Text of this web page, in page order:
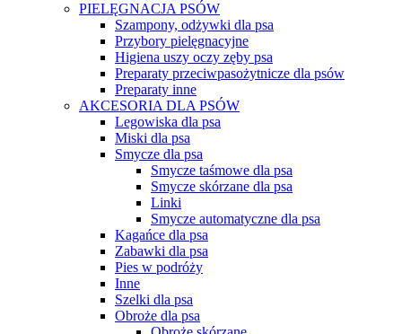
PIELĘGNACJA PSÓW
Szampony, odżywki dla psa
Przybory pielęgnacyjne
Higiena uszy oczy zęby psa
Preparaty przeciwpasożytnicze dla psów
Preparaty inne
AKCESORIA DLA PSÓW
Legowiska dla psa
Miski dla psa
Smycze dla psa
Smycze taśmowe dla psa
Smycze skórzane dla psa
Linki
Smycze automatyczne dla psa
Kagańce dla psa
Zabawki dla psa
Pies w podróży
Inne
Szelki dla psa
Obroże dla psa